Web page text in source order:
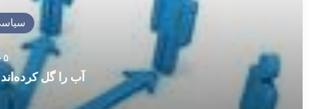
آب را گل